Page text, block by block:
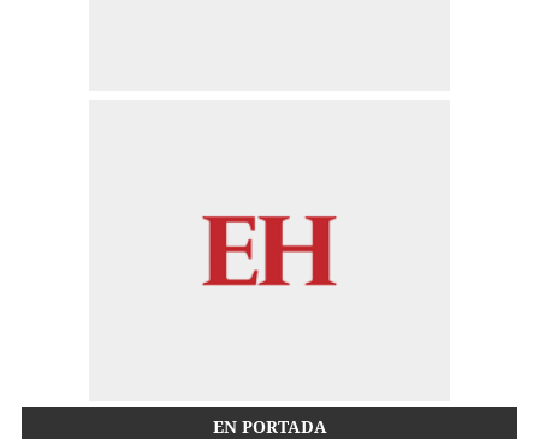
EN PORTADA